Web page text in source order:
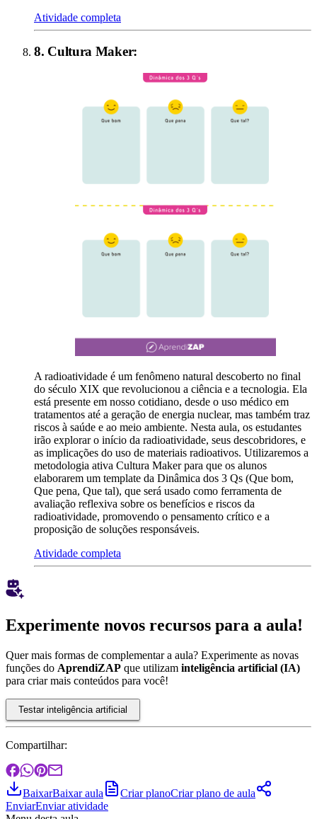
Atividade completa
8. Cultura Maker:
A radioatividade é um fenômeno natural descoberto no final
do século XIX que revolucionou a ciência e a tecnologia. Ela
está presente em nosso cotidiano, desde o uso médico em
tratamentos até a geração de energia nuclear, mas também traz
riscos à saúde e ao meio ambiente. Nesta aula, os estudantes
irão explorar o início da radioatividade, seus descobridores, e
as implicações do uso de materiais radioativos. Utilizaremos a
metodologia ativa Cultura Maker para que os alunos
elaborarem um template da Dinâmica dos 3 Qs (Que bom,
Que pena, Que tal), que será usado como ferramenta de
avaliação reflexiva sobre os benefícios e riscos da
radioatividade, promovendo o pensamento crítico e a
proposição de soluções responsáveis.
Atividade completa
Experimente novos recursos para a aula!
Quer mais formas de complementar a aula? Experimente as novas
funções do AprendiZAP que utilizam inteligência artificial (IA)
para criar mais conteúdos para você!
Testar inteligência artificial
Compartilhar:
BaixarBaixar aula Criar planoCriar plano de aula
EnviarEnviar atividade